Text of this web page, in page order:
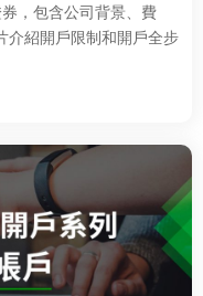
，包含公司背景、費
介紹開戶限制和開戶全步